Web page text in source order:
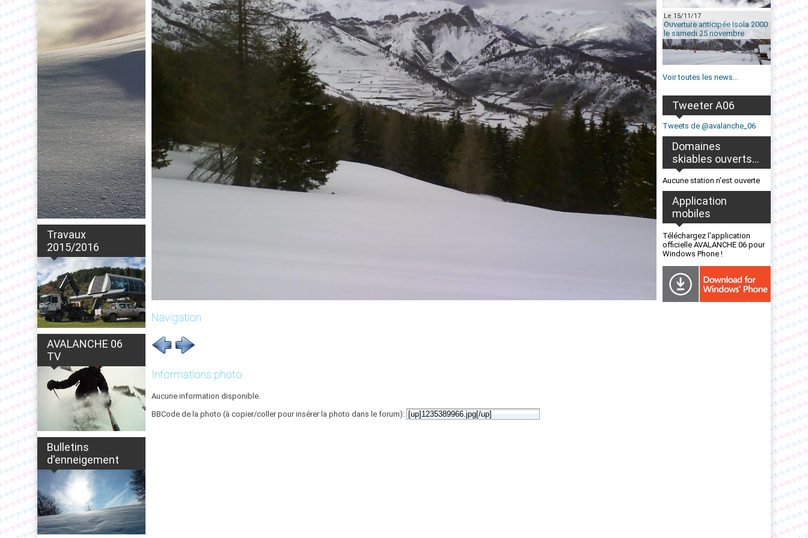
Travaux
2015/2016
AVALANCHE 06
TV
Bulletins
d'enneigement
Navigation
Informations photo
Aucune information disponible.
BBCode de la photo (à copier/coller pour insérer la photo dans le forum):
Le 15/11/17
Ouverture anticipée Isola 2000
le samedi 25 novembre
Voir toutes les news...
Tweeter A06
Tweets de @avalanche_06
Domaines
skiables ouverts...
Aucune station n'est ouverte
Application
mobiles
Téléchargez l'application
officielle AVALANCHE 06 pour
Windows Phone !